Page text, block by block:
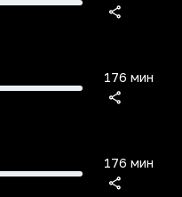
176 мин
176 мин